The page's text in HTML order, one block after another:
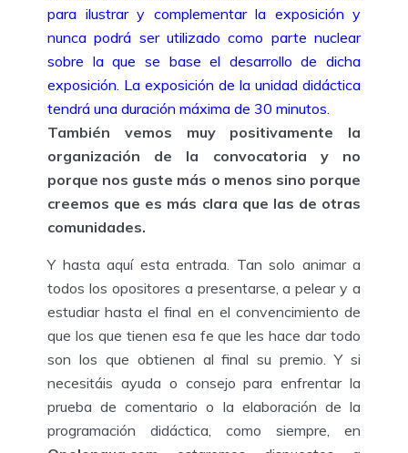
para ilustrar y complementar la exposición y
nunca podrá ser utilizado como parte nuclear
sobre la que se base el desarrollo de dicha
exposición. La exposición de la unidad didáctica
tendrá una duración máxima de 30 minutos.
También vemos muy positivamente la
organización de la convocatoria y no
porque nos guste más o menos sino porque
creemos que es más clara que las de otras
comunidades.
Y hasta aquí esta entrada. Tan solo animar a
todos los opositores a presentarse, a pelear y a
estudiar hasta el final en el convencimiento de
que los que tienen esa fe que les hace dar todo
son los que obtienen al final su premio. Y si
necesitáis ayuda o consejo para enfrentar la
prueba de comentario o la elaboración de la
programación didáctica, como siempre, en